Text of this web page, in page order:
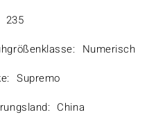
235
Numerisch
Supremo
China